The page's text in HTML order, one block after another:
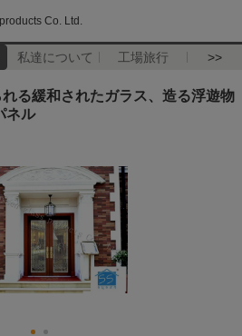
Co. Ltd.
私達について 工場旅行 >>
る緩和されたガラス、造る浮遊物
ネル